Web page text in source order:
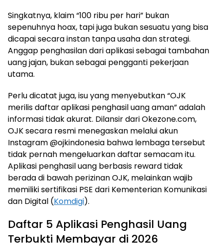
Singkatnya, klaim “100 ribu per hari” bukan
sepenuhnya hoax, tapi juga bukan sesuatu yang bisa
dicapai secara instan tanpa usaha dan strategi.
Anggap penghasilan dari aplikasi sebagai tambahan
uang jajan, bukan sebagai pengganti pekerjaan
utama.
Perlu dicatat juga, isu yang menyebutkan “OJK
merilis daftar aplikasi penghasil uang aman” adalah
informasi tidak akurat. Dilansir dari Okezone.com,
OJK secara resmi menegaskan melalui akun
Instagram @ojkindonesia bahwa lembaga tersebut
tidak pernah mengeluarkan daftar semacam itu.
Aplikasi penghasil uang berbasis reward tidak
berada di bawah perizinan OJK, melainkan wajib
memiliki sertifikasi PSE dari Kementerian Komunikasi
dan Digital (Komdigi).
Daftar 5 Aplikasi Penghasil Uang
Terbukti Membayar di 2026